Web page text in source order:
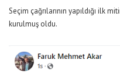
Seçim çağrılarının yapıldığı ilk
kurulmuş oldu.